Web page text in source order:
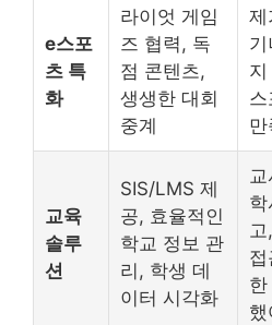
e스포
츠 특
화
라이엇 게임
즈 협력, 독
점 콘텐츠,
생생한 대회
중계
제
교육
솔루
션
SIS/LMS 제
공, 효율적인
학교 정보 관
리, 학생 데
이터 시각화
했